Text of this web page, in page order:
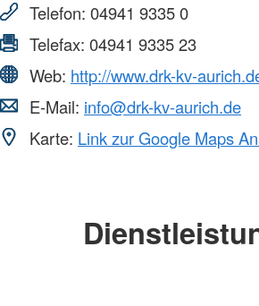
Telefon: 04941 9335 0
Telefax: 04941 9335 23
Web: http://www.drk-kv-
E-Mail: info@drk-kv-aurich.de
Karte: Link zur Google Maps